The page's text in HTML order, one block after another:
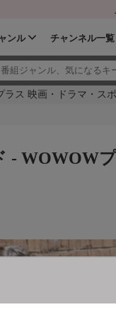
ンル チャンネル一覧
ラス 映画・ドラマ・ス
- WOWOW